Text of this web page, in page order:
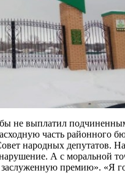
не выплатил
часть районного
народных депутатов.
А с моральной
премию». «Я